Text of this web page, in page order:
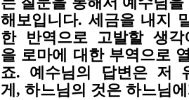
해보입니다. 세금을 내지
한 반역으로 고발할 생
을 로마에 대한 부역으로
죠. 예수님의 답변은 저
게, 하느님의 것은 하느님